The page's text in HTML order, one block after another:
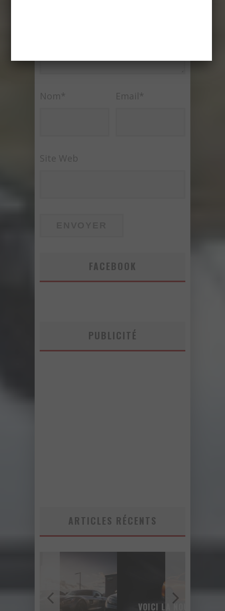
Nom* Email*
Site Web
FACEBOOK
PUBLICITÉ
ARTICLES RÉCENTS
VOICI LA NOUVELLE NISSAN